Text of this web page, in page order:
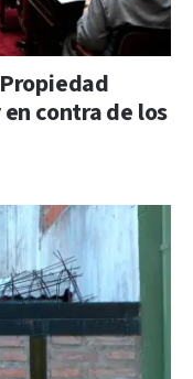
contra de los